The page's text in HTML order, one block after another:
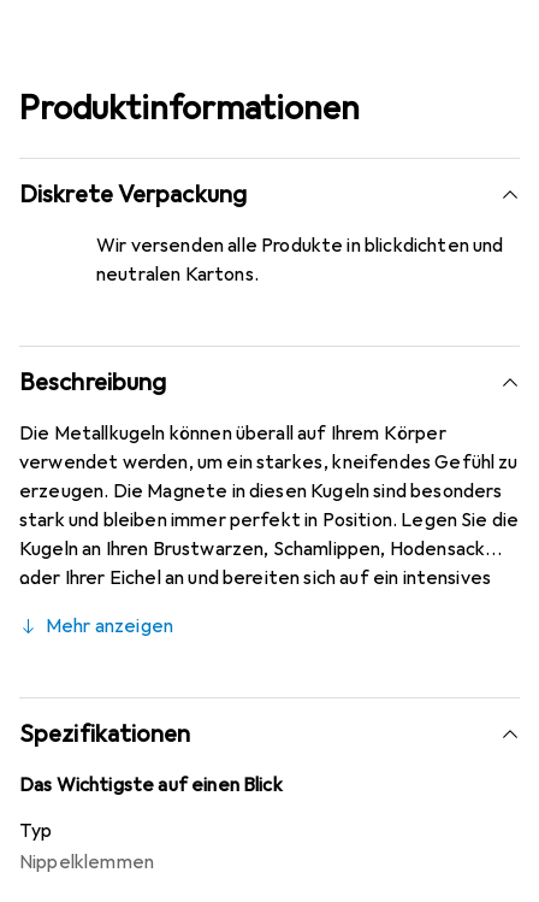
Produktinformationen
Diskrete Verpackung
Wir versenden alle Produkte in blickdichten und
neutralen Kartons.
Beschreibung
Die Metallkugeln können überall auf Ihrem Körper
verwendet werden, um ein starkes, kneifendes Gefühl zu
erzeugen. Die Magnete in diesen Kugeln sind besonders
stark und bleiben immer perfekt in Position. Legen Sie die
Kugeln an Ihren Brustwarzen, Schamlippen, Hodensack
oder Ihrer Eichel an und bereiten sich auf ein intensives
Nieten, die für ein noch intensiveres Erlebnis auch
Mehr anzeigen
Spezifikationen
Das Wichtigste auf einen Blick
Typ
Nippelklemmen